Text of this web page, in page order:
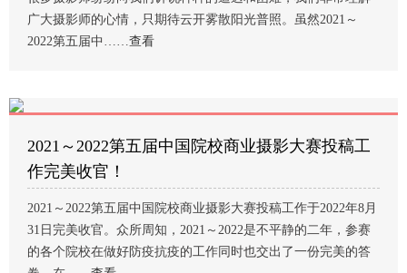
广大摄影师的心情，只期待云开雾散阳光普照。虽然2021～
2022第五届中……查看
2021～2022第五届中国院校商业摄影大赛投稿工
作完美收官！
2021～2022第五届中国院校商业摄影大赛投稿工作于2022年8月
31日完美收官。众所周知，2021～2022是不平静的二年，参赛
的各个院校在做好防疫抗疫的工作同时也交出了一份完美的答